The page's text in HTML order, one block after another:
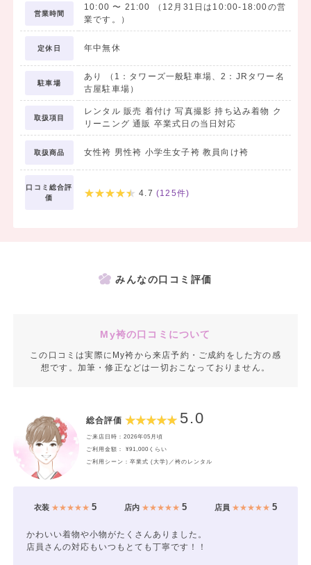
営業時間
10:00 〜 21:00
（12月31日は10:00-18:00の営
業です。）
定休日 年中無休
駐車場
あり （1：タワーズ一般駐車場、2：JRタワー名
古屋駐車場）
取扱項目
レンタル 販売 着付け 写真撮影 持ち込み着物 ク
リーニング 通販 卒業式日の当日対応
取扱商品 女性袴 男性袴 小学生女子袴 教員向け袴
口コミ総合評
価
4.7 (125件)
みんなの口コミ評価
My袴の口コミについて
この口コミは実際にMy袴から来店予約・ご成約をした方の感
想です。加筆・修正などは一切おこなっておりません。
総合評価 5.0
ご来店日時：2026年05月頃
ご利用金額： ¥91,000くらい
ご利用シーン：卒業式 (大学)／袴のレンタル
衣装★★★★★ 5 店内★★★★★ 5 店員 ★★★★★5
かわいい着物や小物がたくさんありました。
店員さんの対応もいつもとても丁寧です！！